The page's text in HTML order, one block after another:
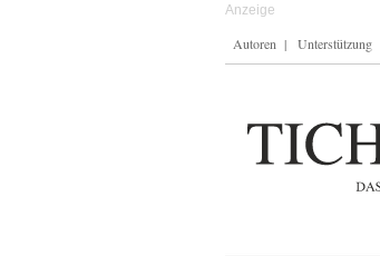
Autoren Unterstützung